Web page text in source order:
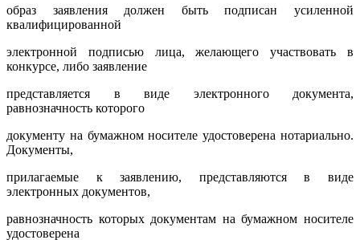
образ заявления должен быть подписан усиленной
квалифицированной
электронной подписью лица, желающего участвовать в
конкурсе, либо заявление
представляется в виде электронного документа,
равнозначность которого
документу на бумажном носителе удостоверена нотариально.
Документы,
прилагаемые к заявлению, представляются в виде
электронных документов,
равнозначность которых документам на бумажном носителе
удостоверена